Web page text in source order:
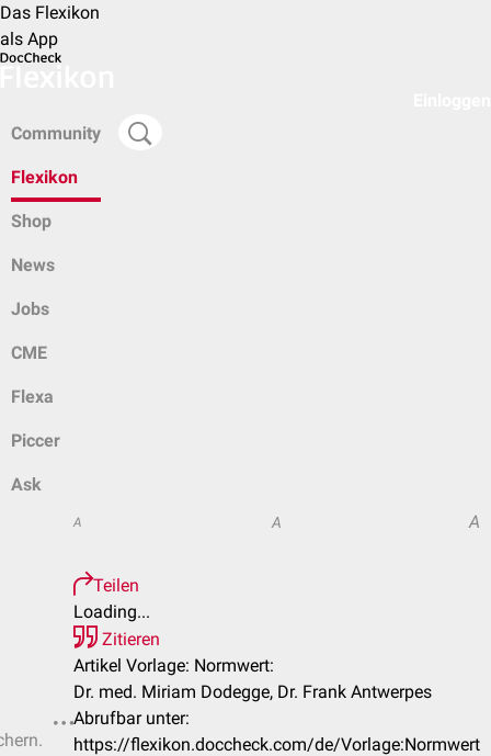
Das Flexikon
als App
Community
Flexikon
Shop
News
Jobs
CME
Flexa
Piccer
Ask
A A A
Teilen
Loading...
Zitieren
Artikel Vorlage: Normwert:
Dr. med. Miriam Dodegge, Dr. Frank Antwerpes
Abrufbar unter:
https://flexikon.doccheck.com/de/Vorlage:Normwert